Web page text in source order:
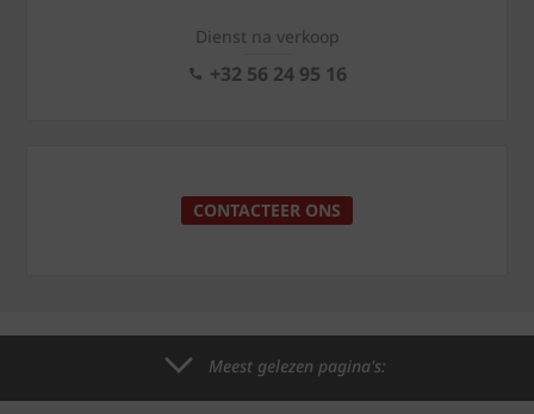
Dienst na verkoop
+32 56 24 95 16
CONTACTEER ONS
Meest gelezen pagina's: